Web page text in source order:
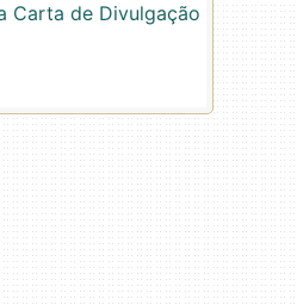
Carta de Divulgação